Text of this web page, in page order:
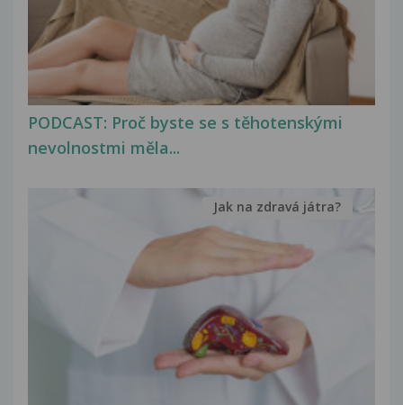
PODCAST: Proč byste se s těhotenskými
nevolnostmi měla...
Jak na zdravá játra?